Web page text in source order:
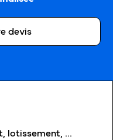
devis
lotissement, …